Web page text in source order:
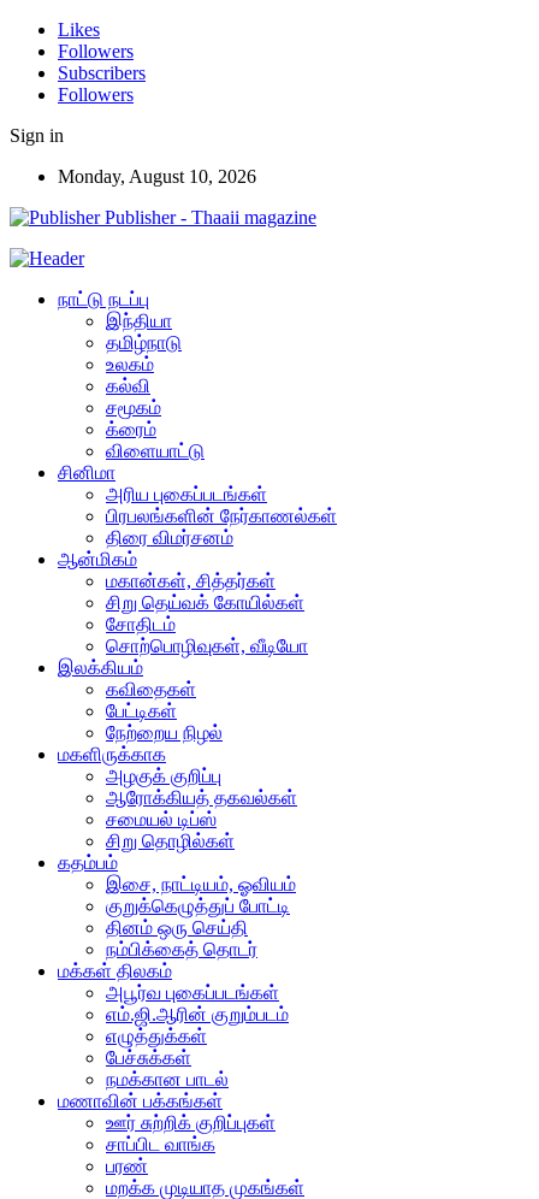
Likes
Followers
Subscribers
Followers
Sign in
Monday, August 10, 2026
Publisher - Thaaii magazine
நாட்டு நடப்பு
இந்தியா
தமிழ்நாடு
உலகம்
கல்வி
சமூகம்
க்ரைம்
விளையாட்டு
சினிமா
அரிய புகைப்படங்கள்
பிரபலங்களின் நேர்காணல்கள்
திரை விமர்சனம்
ஆன்மிகம்
மகான்கள், சித்தர்கள்
சிறு தெய்வக் கோயில்கள்
சோதிடம்
சொற்பொழிவுகள், வீடியோ
இலக்கியம்
கவிதைகள்
பேட்டிகள்
நேற்றைய நிழல்
மகளிருக்காக
அழகுக் குறிப்பு
ஆரோக்கியத் தகவல்கள்
சமையல் டிப்ஸ்
சிறு தொழில்கள்
கதம்பம்
இசை, நாட்டியம், ஓவியம்
குறுக்கெழுத்துப் போட்டி
தினம் ஒரு செய்தி
நம்பிக்கைத் தொடர்
மக்கள் திலகம்
அபூர்வ புகைப்படங்கள்
எம்.ஜி.ஆரின் குறும்படம்
எழுத்துக்கள்
பேச்சுக்கள்
நமக்கான பாடல்
மணாவின் பக்கங்கள்
ஊர் சுற்றிக் குறிப்புகள்
சாப்பிட வாங்க
பரண்
மறக்க முடியாத முகங்கள்